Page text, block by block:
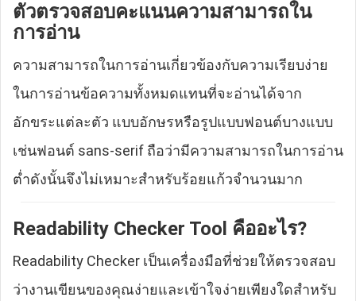
ตัวตรวจสอบคะแนนความสามารถใน
การอ่าน
ความสามารถในการอ่านเกี่ยวข้องกับความเรียบง่าย
ในการอ่านข้อความทั้งหมดแทนที่จะอ่านได้จาก
อักขระแต่ละตัว แบบอักษรหรือรูปแบบฟอนต์บางแบบ
เช่นฟอนต์ sans-serif ถือว่ามีความสามารถในการอ่าน
ต่ำดังนั้นจึงไม่เหมาะสำหรับร้อยแก้วจำนวนมาก
Readability Checker Tool คืออะไร?
Readability Checker เป็นเครื่องมือที่ช่วยให้ตรวจสอบ
ว่างานเขียนของคุณง่ายและเข้าใจง่ายเพียงใดสำหรับ